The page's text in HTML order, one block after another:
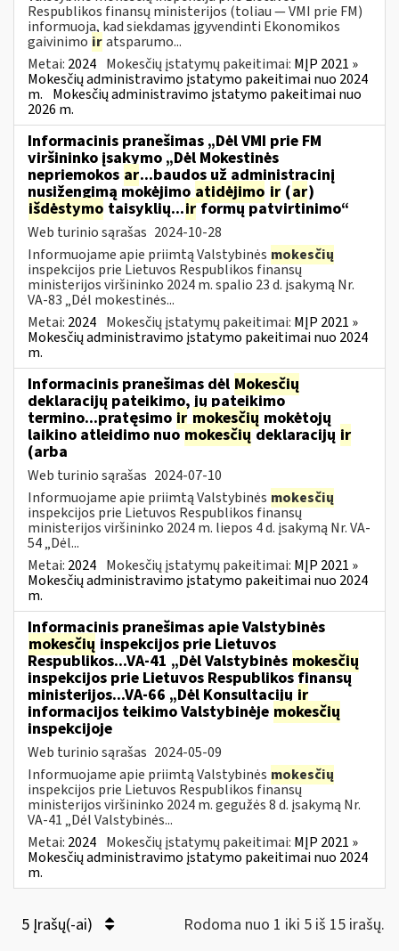
Respublikos finansų ministerijos (toliau — VMI prie FM)
informuoja, kad siekdamas įgyvendinti Ekonomikos
gaivinimo iratsparumo...
Metai: 2024 Mokesčių įstatymų pakeitimai: MĮP 2021 »
Mokesčių administravimo įstatymo pakeitimai nuo 2024
m. Mokesčių administravimo įstatymo pakeitimai nuo
2026 m.
Informacinis pranešimas „Dėl VMI prie FM
viršininko įsakymo „Dėl Mokestinės
nepriemokos ar...baudos už administracinį
nusižengimą mokėjimo atidėjimo ir (ar)
išdėstymo taisyklių...irformų patvirtinimo“
Web turinio sąrašas 2024-10-28
Informuojame apie priimtą Valstybinės mokesčių
inspekcijos prie Lietuvos Respublikos finansų
ministerijos viršininko 2024 m. spalio 23 d. įsakymą Nr.
VA-83 „Dėl mokestinės...
Metai: 2024 Mokesčių įstatymų pakeitimai: MĮP 2021 »
Mokesčių administravimo įstatymo pakeitimai nuo 2024
m.
Informacinis pranešimas dėl Mokesčių
deklaracijų pateikimo, jų pateikimo
termino...pratęsimo ir mokesčių mokėtojų
laikino atleidimo nuomokesčiųdeklaracijų ir
(arba
Web turinio sąrašas 2024-07-10
Informuojame apie priimtą Valstybinės mokesčių
inspekcijos prie Lietuvos Respublikos finansų
ministerijos viršininko 2024 m. liepos 4 d. įsakymą Nr. VA-
54 „Dėl...
Metai: 2024 Mokesčių įstatymų pakeitimai: MĮP 2021 »
Mokesčių administravimo įstatymo pakeitimai nuo 2024
m.
Informacinis pranešimas apie Valstybinės
mokesčių inspekcijos prie Lietuvos
Respublikos...VA-41 „Dėl Valstybinės mokesčių
inspekcijos prie Lietuvos Respublikos finansų
ministerijos...VA-66 „Dėl Konsultacijų ir
informacijos teikimo Valstybinėje mokesčių
inspekcijoje
Web turinio sąrašas 2024-05-09
Informuojame apie priimtą Valstybinės mokesčių
inspekcijos prie Lietuvos Respublikos finansų
ministerijos viršininko 2024 m. gegužės 8 d. įsakymą Nr.
VA-41 „Dėl Valstybinės...
Metai: 2024 Mokesčių įstatymų pakeitimai: MĮP 2021 »
Mokesčių administravimo įstatymo pakeitimai nuo 2024
m.
5 Įrašų(-ai) Rodoma nuo 1 iki 5 iš 15 irašų.